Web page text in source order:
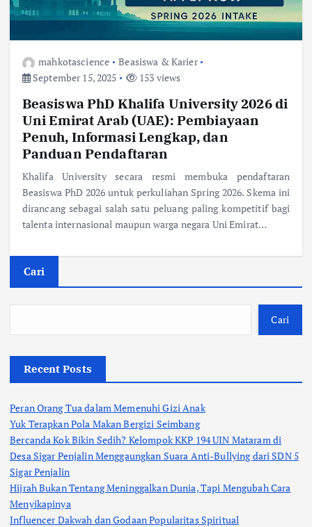
mahkotascience
Beasiswa & Karier
September 15, 2025
153 views
Beasiswa PhD Khalifa University 2026 di
Uni Emirat Arab (UAE): Pembiayaan
Penuh, Informasi Lengkap, dan
Panduan Pendaftaran
Khalifa University secara resmi membuka pendaftaran
Beasiswa PhD 2026 untuk perkuliahan Spring 2026. Skema ini
dirancang sebagai salah satu peluang paling kompetitif bagi
talenta internasional maupun warga negara Uni Emirat…
Cari
Cari
Recent Posts
Peran Orang Tua dalam Memenuhi Gizi Anak
Yuk Terapkan Pola Makan Bergizi Seimbang
Bercanda Kok Bikin Sedih? Kelompok KKP 194 UIN Mataram di
Desa Sigar Penjalin Menggaungkan Suara Anti-Bullying dari SDN 5
Sigar Penjalin
Hijrah Bukan Tentang Meninggalkan Dunia, Tapi Mengubah Cara
Menyikapinya
Influencer Dakwah dan Godaan Popularitas Spiritual